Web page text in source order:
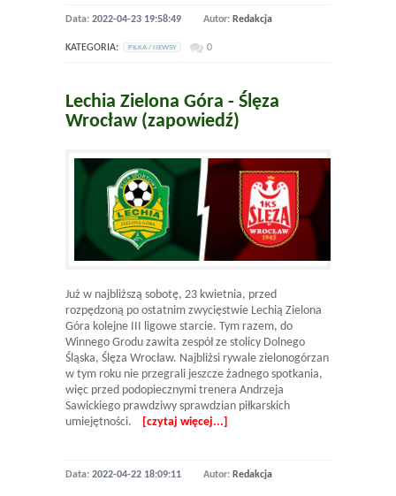
Data: 2022-04-23 19:58:49 Autor: Redakcja
KATEGORIA: PILKA / NEWSY 0
Lechia Zielona Góra - Ślęza
Wrocław (zapowiedź)
Już w najbliższą sobotę, 23 kwietnia, przed
rozpędzoną po ostatnim zwycięstwie Lechią Zielona
Góra kolejne III ligowe starcie. Tym razem, do
Winnego Grodu zawita zespół ze stolicy Dolnego
Śląska, Ślęza Wrocław. Najbliżsi rywale zielonogórzan
w tym roku nie przegrali jeszcze żadnego spotkania,
więc przed podopiecznymi trenera Andrzeja
Sawickiego prawdziwy sprawdzian piłkarskich
umiejętności.
[czytaj więcej...]
Data: 2022-04-22 18:09:11 Autor: Redakcja